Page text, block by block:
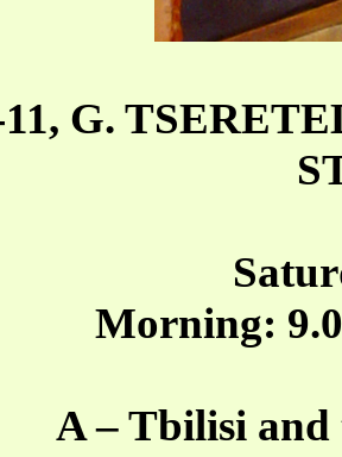
G.
Morning:
A – Tbilisi and